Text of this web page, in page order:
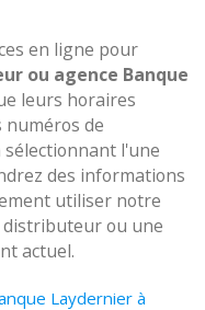
en ligne pour
ou agence Banque
leurs horaires
de
sélectionnant l'une
des informations
utiliser notre
ou une
actuel.
Laydernier à